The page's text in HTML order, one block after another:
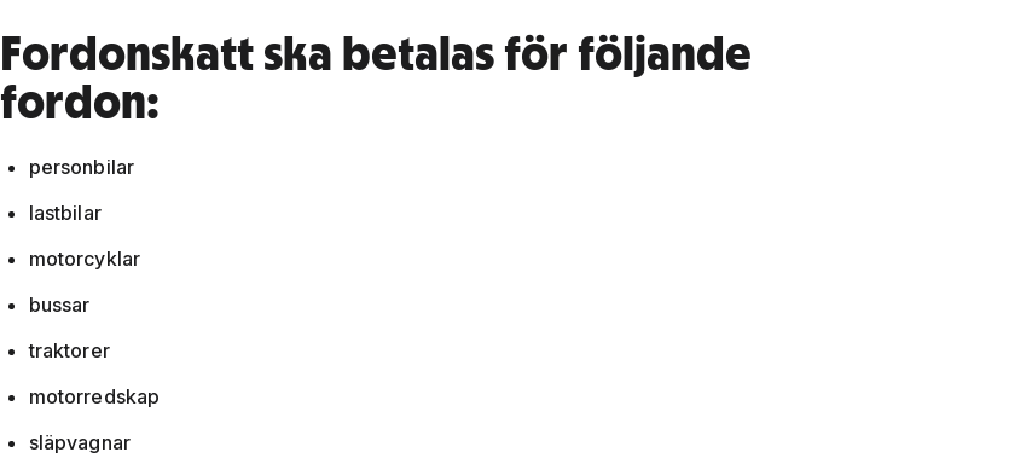
Fordonskatt ska betalas för följande
fordon:
personbilar
lastbilar
motorcyklar
bussar
traktorer
motorredskap
släpvagnar